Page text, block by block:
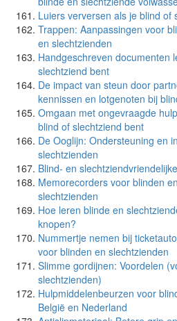
Luiers verversen als je blind of
Trappen: Aanpassingen voor
en slechtzienden
Handgeschreven documenten
slechtziend bent
De impact van steun door
kennissen en lotgenoten bij
Omgaan met ongevraagde
blind of slechtziend bent
De Ooglijn: Ondersteuning en
slechtzienden
Blind- en
Memorecorders voor blinden en
slechtzienden
Hoe leren blinde en
knopen?
Nummertje nemen bij
voor blinden en slechtzienden
Slimme gordijnen: Voordelen
slechtzienden)
Hulpmiddelenbeurzen voor
België en Nederland